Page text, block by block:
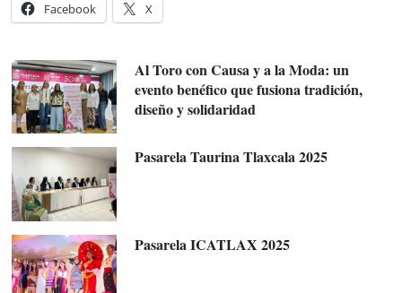
Facebook X
Al Toro con Causa y a la Moda: un
evento benéfico que fusiona tradición,
diseño y solidaridad
Pasarela Taurina Tlaxcala 2025
Pasarela ICATLAX 2025